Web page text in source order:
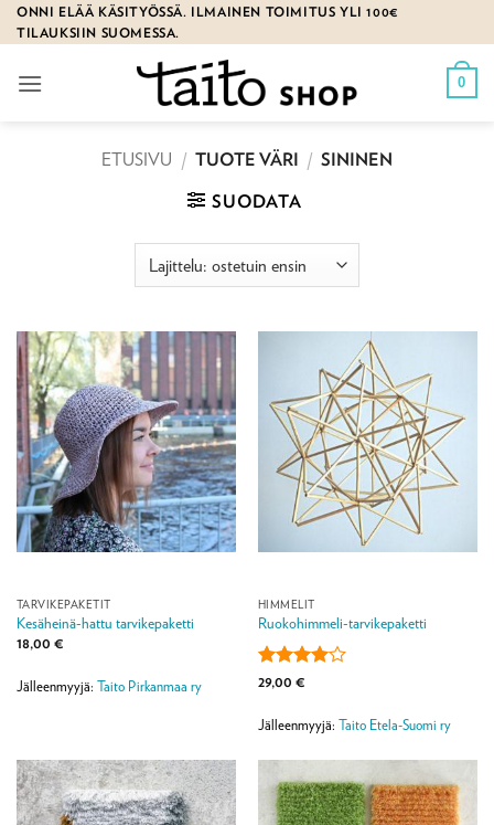
Skip
to
ONNI ELÄÄ KÄSITYÖSSÄ. ILMAINEN TOIMITUS YLI 100€
TILAUKSIIN SUOMESSA.
0
ETUSIVU / TUOTE VÄRI / SININEN
SUODATA
TARVIKEPAKETIT
Kesäheinä-hattu tarvikepaketti
18,00 €
Jälleenmyyjä: Taito Pirkanmaa ry
HIMMELIT
Ruokohimmeli-tarvikepaketti
Arvostelu
4 / 5
29,00 €
Jälleenmyyjä: Taito Etela-Suomi ry